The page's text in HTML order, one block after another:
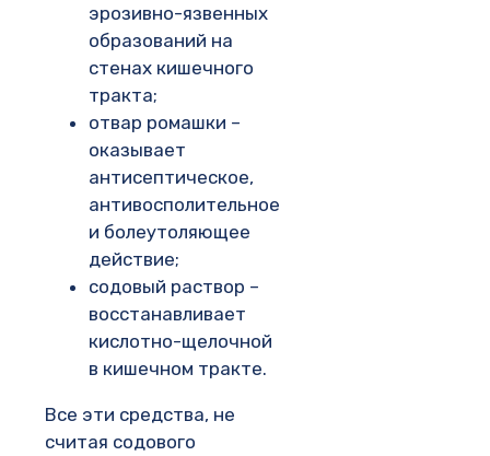
эрозивно-язвенных
образований на
стенах кишечного
тракта;
отвар ромашки –
оказывает
антисептическое,
антивосполительное
и болеутоляющее
действие;
содовый раствор –
восстанавливает
кислотно-щелочной
в кишечном тракте.
Все эти средства, не
считая содового